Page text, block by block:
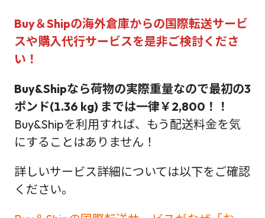
Buy＆Shipの海外倉庫からの国際転送サービ
スや購入代行サービスを是非ご検討くださ
い！
Buy&Shipなら荷物の実際重量なので最初の3
ポンド(1.36 kg) までは一律￥2,800！！
Buy&Shipを利用すれば、もう配送料金を気
にすることはありません！
詳しいサービス詳細については以下をご確認
ください。